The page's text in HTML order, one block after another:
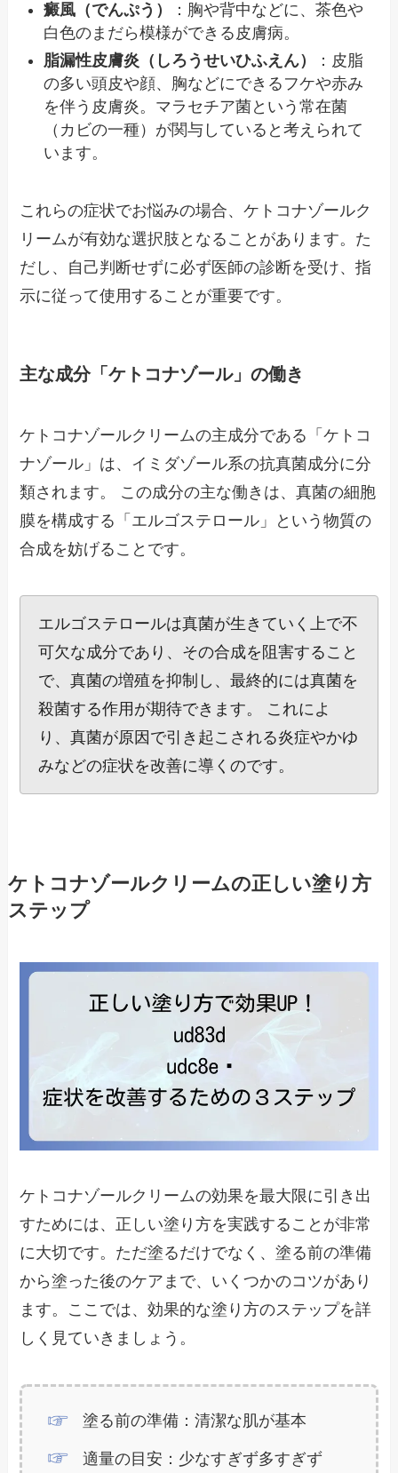
癜風（でんぷう）
：胸や背中などに、茶色や
白色のまだら模様ができる皮膚病。
脂漏性皮膚炎（しろうせいひふえん）
：皮脂
の多い頭皮や顔、胸などにできるフケや赤み
を伴う皮膚炎。マラセチア菌という常在菌
（カビの一種）が関与していると考えられて
います。
これらの症状でお悩みの場合、ケトコナゾールク
リームが有効な選択肢となることがあります。た
だし、自己判断せずに必ず医師の診断を受け、指
示に従って使用することが重要です。
主な成分「ケトコナゾール」の働き
ケトコナゾールクリームの主成分である「ケトコ
ナゾール」は、イミダゾール系の抗真菌成分に分
類されます。 この成分の主な働きは、真菌の細胞
膜を構成する「エルゴステロール」という物質の
合成を妨げることです。
エルゴステロールは真菌が生きていく上で不
可欠な成分であり、その合成を阻害すること
で、真菌の増殖を抑制し、最終的には真菌を
殺菌する作用が期待できます。 これによ
り、真菌が原因で引き起こされる炎症やかゆ
みなどの症状を改善に導くのです。
ケトコナゾールクリームの正しい塗り方
ステップ
ケトコナゾールクリームの効果を最大限に引き出
すためには、正しい塗り方を実践することが非常
に大切です。ただ塗るだけでなく、塗る前の準備
から塗った後のケアまで、いくつかのコツがあり
ます。ここでは、効果的な塗り方のステップを詳
しく見ていきましょう。
塗る前の準備：清潔な肌が基本
適量の目安：少なすぎず多すぎず